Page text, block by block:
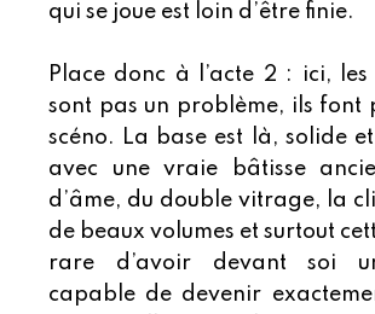
qui se joue est loin d’être finie.
Place donc à l’acte 2 : ici,
sont pas un problème, ils font
scéno. La base est là, solide
avec une vraie bâtisse
d’âme, du double vitrage, la
de beaux volumes et surtout
rare d’avoir devant soi
capable de devenir